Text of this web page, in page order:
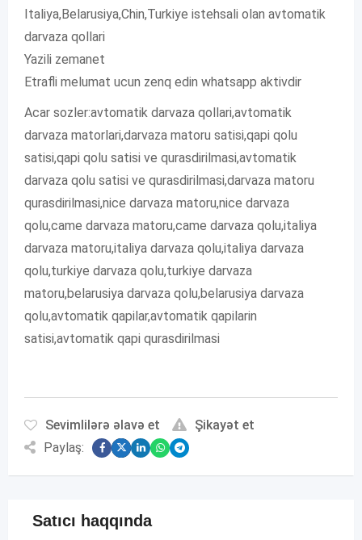
Italiya,Belarusiya,Chin,Turkiye istehsali olan avtomatik
darvaza qollari
Yazili zemanet
Etrafli melumat ucun zenq edin whatsapp aktivdir
Acar sozler:avtomatik darvaza qollari,avtomatik
darvaza matorlari,darvaza matoru satisi,qapi qolu
satisi,qapi qolu satisi ve qurasdirilmasi,avtomatik
darvaza qolu satisi ve qurasdirilmasi,darvaza matoru
qurasdirilmasi,nice darvaza matoru,nice darvaza
qolu,came darvaza matoru,came darvaza qolu,italiya
darvaza matoru,italiya darvaza qolu,italiya darvaza
qolu,turkiye darvaza qolu,turkiye darvaza
matoru,belarusiya darvaza qolu,belarusiya darvaza
qolu,avtomatik qapilar,avtomatik qapilarin
satisi,avtomatik qapi qurasdirilmasi
Sevimlilərə əlavə et
Şikayət et
Paylaş:
Satıcı haqqında